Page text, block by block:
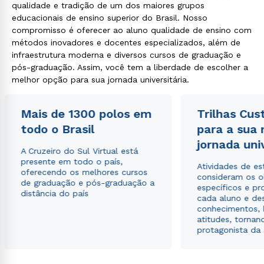
qualidade e tradição de um dos maiores grupos
educacionais de ensino superior do Brasil. Nosso
compromisso é oferecer ao aluno qualidade de ensino com
métodos inovadores e docentes especializados, além de
infraestrutura moderna e diversos cursos de graduação e
pós-graduação. Assim, você tem a liberdade de escolher a
melhor opção para sua jornada universitária.
Mais de 1300 polos em
todo o Brasil
A Cruzeiro do Sul Virtual está
presente em todo o país,
oferecendo os melhores cursos
de graduação e pós-graduação a
distância do país
Trilhas
para a sua
jornada
Atividades de
consideram os
específicos e
cada aluno e
conhecimentos,
atitudes,
protagonista da